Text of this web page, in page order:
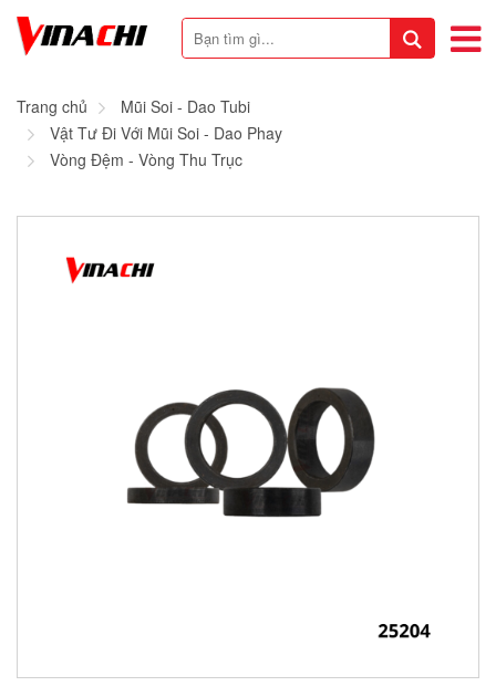
Trang chủ
Mũi Soi - Dao Tubi
Vật Tư Đi Với Mũi Soi - Dao Phay
Vòng Đệm - Vòng Thu Trục